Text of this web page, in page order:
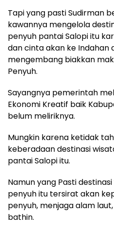
Tapi yang pasti Sudirman
kawannya mengelola
penyuh pantai Salopi itu
dan cinta akan ke Indahan
mengembang biakkan
Penyuh.
Sayangnya pemerintah
Ekonomi Kreatif baik
belum meliriknya.
Mungkin karena ketidak
keberadaan destinasi
pantai Salopi itu.
Namun yang Pasti
penyuh itu tersirat akan
penyuh, menjaga alam
bathin.